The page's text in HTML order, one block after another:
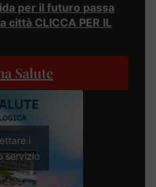
per il futuro passa
città CLICCA PER IL
Salute
i
servizio